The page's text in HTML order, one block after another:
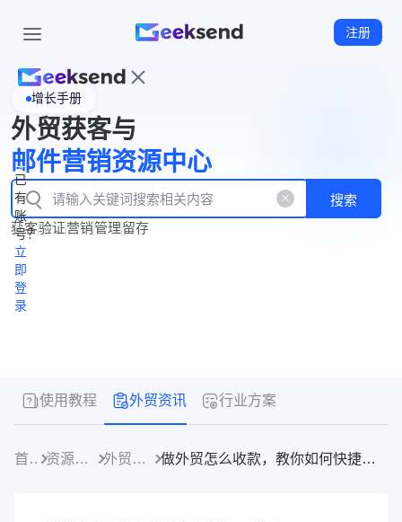
注册
页
WhatsApp
企业号
New
产
品
功
能
产
品
价
格
资
源
中
心
立
即
注
册
已
有
账
号？
立
即
登
录
增长手册
外贸获客与
邮件营销资源中心
搜索
获客验证营销管理留存
使用教程 外贸资讯 行业方案
首页 资源中心 外贸资讯 做外贸怎么收款，教你如何快捷又不被骗